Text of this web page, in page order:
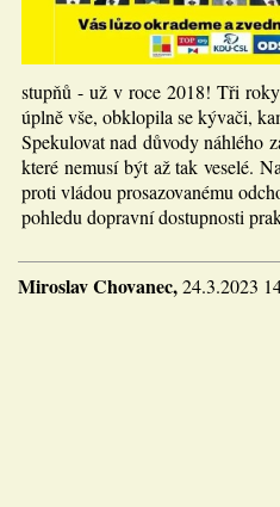
stupňů - už v roce 2018! Tři
úplně vše, obklopila se kývači,
Spekulovat nad důvody náhlého
které nemusí být až tak veselé.
proti vládou prosazovanému
pohledu dopravní dostupnosti
Miroslav Chovanec,24.3.2023